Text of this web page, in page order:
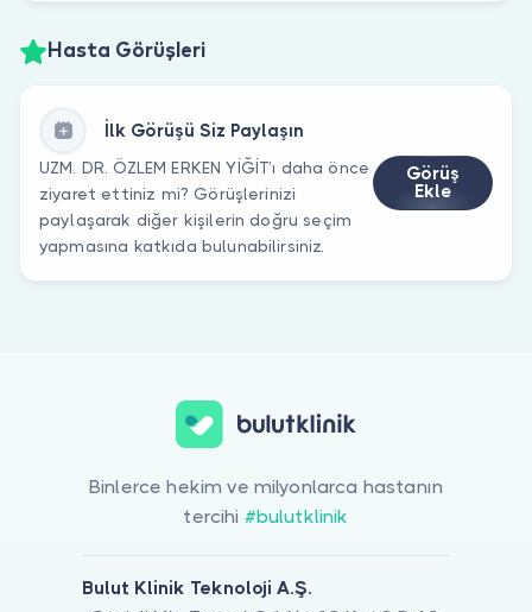
Hasta Görüşleri
İlk Görüşü Siz Paylaşın
UZM. DR. ÖZLEM ERKEN YİĞİT’ı daha önce
ziyaret ettiniz mi? Görüşlerinizi
paylaşarak diğer kişilerin doğru seçim
yapmasına katkıda bulunabilirsiniz.
Görüş
Ekle
Binlerce hekim ve milyonlarca hastanın
tercihi #bulutklinik
Bulut Klinik Teknoloji A.Ş.